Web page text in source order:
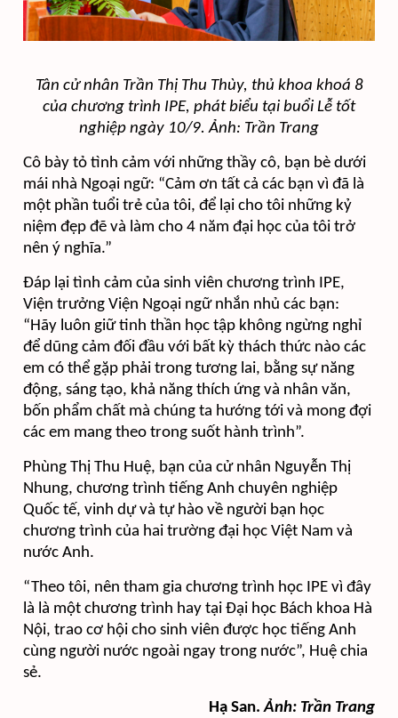
Tân cử nhân Trần Thị Thu Thùy, thủ khoa khoá 8
của chương trình IPE, phát biểu tại buổi Lễ tốt
nghiệp ngày 10/9. Ảnh: Trần Trang
Cô bày tỏ tình cảm với những thầy cô, bạn bè dưới
mái nhà Ngoại ngữ: “Cảm ơn tất cả các bạn vì đã là
một phần tuổi trẻ của tôi, để lại cho tôi những kỷ
niệm đẹp đẽ và làm cho 4 năm đại học của tôi trở
nên ý nghĩa.”​
Đáp lại tình cảm của sinh viên chương trình IPE,
Viện trưởng Viện Ngoại ngữ nhắn nhủ các bạn:
“Hãy luôn giữ tinh thần học tập không ngừng nghỉ
để dũng cảm đối đầu với bất kỳ thách thức nào các
em có thể gặp phải trong tương lai, bằng sự năng
động, sáng tạo, khả năng thích ứng và nhân văn,
bốn phẩm chất mà chúng ta hướng tới và mong đợi
các em mang theo trong suốt hành trình”.
Phùng Thị Thu Huệ, bạn của cử nhân Nguyễn Thị
Nhung, chương trình tiếng Anh chuyên nghiệp
Quốc tế, vinh dự và tự hào về người bạn học
chương trình của hai trường đại học Việt Nam và
nước Anh.
“Theo tôi, nên tham gia chương trình học IPE vì đây
là là một chương trình hay tại Đại học Bách khoa Hà
Nội, trao cơ hội cho sinh viên được học tiếng Anh
cùng người nước ngoài ngay trong nước”, Huệ chia
sẻ.
Hạ San.Ảnh: Trần Trang